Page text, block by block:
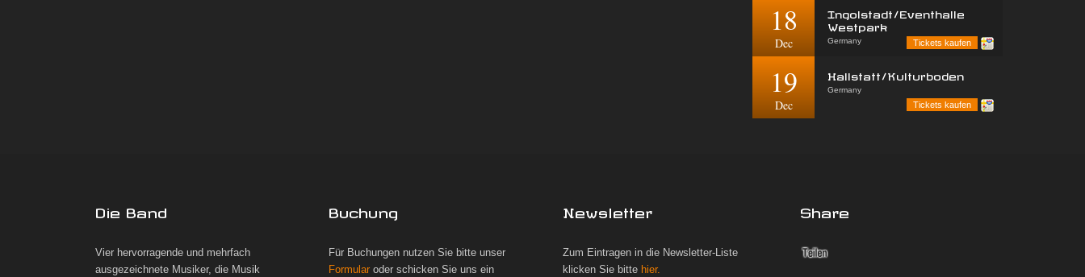
18
Dec
Ingolstadt/Eventhalle
Westpark
Germany
Tickets kaufen
19
Dec
Hallstatt/Kulturboden
Germany
Tickets kaufen
Die Band
Vier hervorragende und mehrfach
ausgezeichnete Musiker, die Musik
Buchung
Für Buchungen nutzen Sie bitte unser
Formular oder schicken Sie uns ein
Newsletter
Zum Eintragen in die Newsletter-Liste
klicken Sie bitte hier.
Share